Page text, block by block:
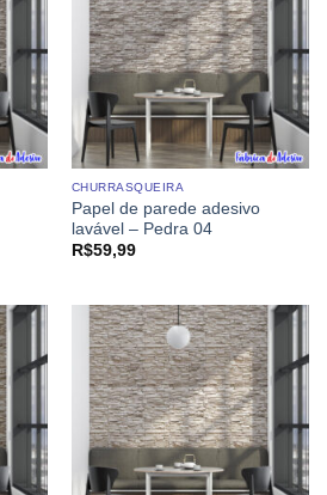
CHURRASQUEIRA
Papel de parede adesivo
lavável – Pedra 04
R$59,99